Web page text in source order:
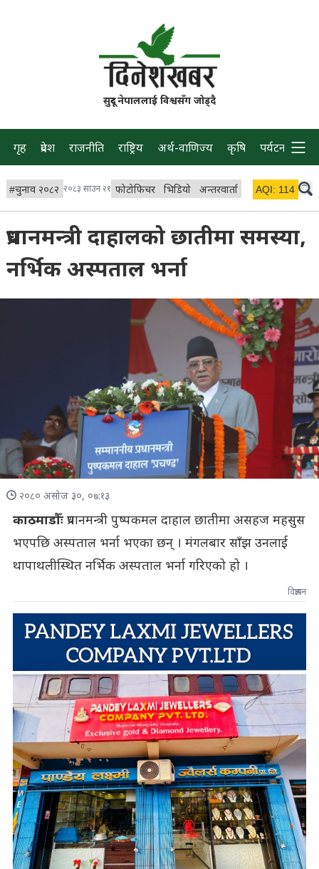
सुदूर नेपाललाई विश्वसँग जोड्दै
गृह प्रदेश राजनीति राष्ट्रिय अर्थ-वाणिज्य कृषि पर्यटन प्रवास
#चुनाव २०८२ २०८३ साउन २१ फोटोफिचर भिडियो अन्तरवार्ता विचार/ब्लग
AQI: 114
प्रधानमन्त्री दाहालको छातीमा समस्या,
नर्भिक अस्पताल भर्ना
२०८० असोज ३०, ०७:१३
काठमाडौँःप्रधानमन्त्री पुष्पकमल दाहाल छातीमा असहज महसुस
भएपछि अस्पताल भर्ना भएका छन् । मंगलबार साँझ उनलाई
थापाथलीस्थित नर्भिक अस्पताल भर्ना गरिएको हो ।
विज्ञापन